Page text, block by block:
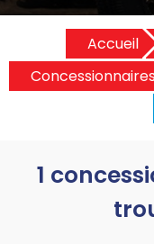
Accueil
1